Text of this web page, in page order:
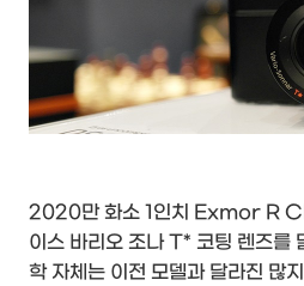
2020만 화소 1인치 Exmor R
이스 바리오 조나 T* 코팅 렌즈를
학 자체는 이전 모델과 달라진 많